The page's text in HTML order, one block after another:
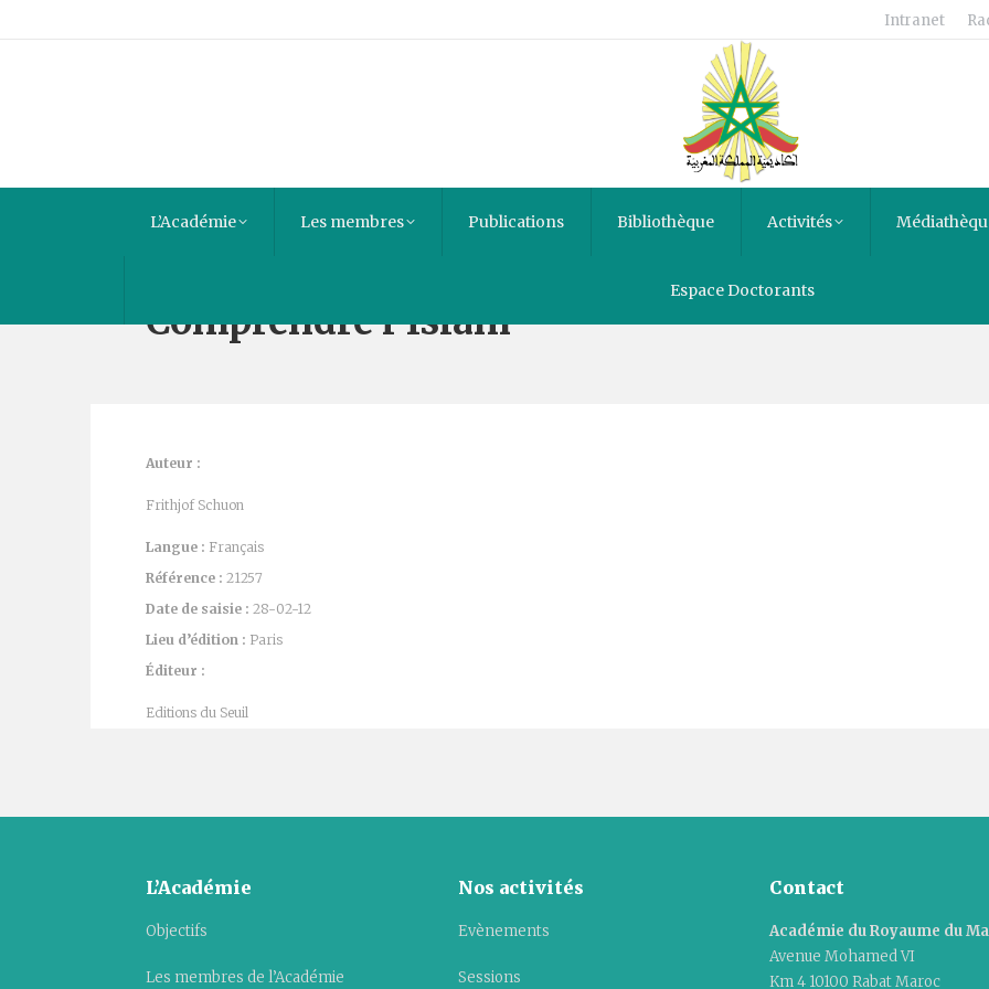
Intranet
L’Académie Les membres Publications Bibliothèque Activités
Espace Doctorants
Comprendre l’Islam
Auteur :
Frithjof Schuon
Langue : Français
Référence : 21257
Date de saisie : 28-02-12
Lieu d’édition : Paris
Éditeur :
Editions du Seuil
L’Académie
Objectifs
Les membres de l’Académie
Nos activités
Evènements
Sessions
Contact
Académie du Royaume du
Avenue Mohamed VI
Km 4 10100 Rabat Maroc